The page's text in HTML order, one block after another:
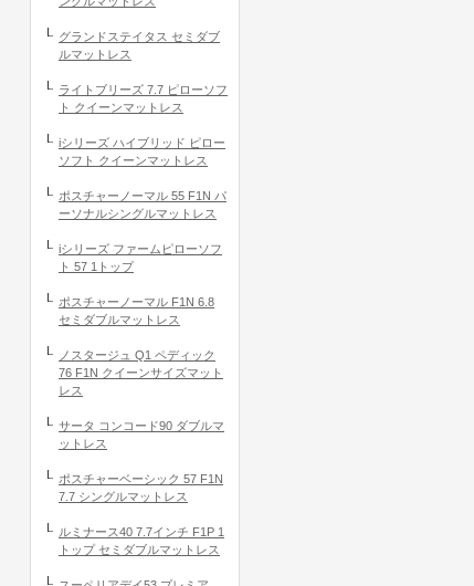
グランドステイタス セミダブ
ルマットレス
ライトブリーズ 7.7 ピローソフ
ト クイーンマットレス
iシリーズ ハイブリッド ピロー
ソフト クイーンマットレス
ポスチャーノーマル 55 F1N パ
ーソナルシングルマットレス
iシリーズ ファームピローソフ
ト 57 1トップ
ポスチャーノーマル F1N 6.8
セミダブルマットレス
ノスタージュ Q1 ペディック
76 F1N クイーンサイズマット
レス
サータ コンコード90 ダブルマ
ットレス
ポスチャーベーシック 57 F1N
7.7 シングルマットレス
ルミナース40 7.7インチ F1P 1
トップ セミダブルマットレス